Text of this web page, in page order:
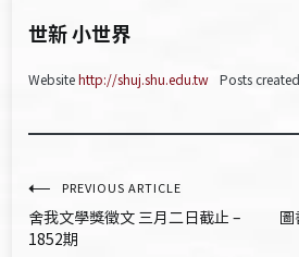
世新 小世界
Websitehttp://shuj.shu.edu.tw Posts created
文
章
PREVIOUS ARTICLE
舍我文學獎徵文 三月二日截止 –
1852期